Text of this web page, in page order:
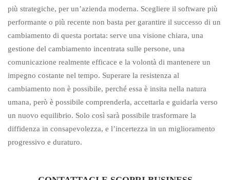
più strategiche, per un’azienda moderna. Scegliere il software più
performante o più recente non basta per garantire il successo di un
cambiamento di questa portata: serve una visione chiara, una
gestione del cambiamento incentrata sulle persone, una
comunicazione realmente efficace e la volontà di mantenere un
impegno costante nel tempo. Superare la resistenza al
cambiamento non è possibile, perché essa è insita nella natura
umana, però è possibile comprenderla, accettarla e guidarla verso
un nuovo equilibrio. Solo così sarà possibile trasformare la
diffidenza in consapevolezza, e l’incertezza in un miglioramento
progressivo e duraturo.